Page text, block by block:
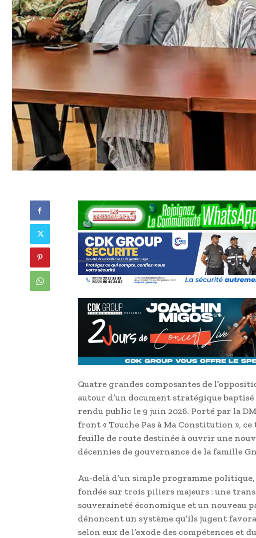
Quatre grandes composantes de
autour d’un document stratégique
rendu public le 9 juin 2026. Porté par la
front « Touche Pas à Ma Constitution »,
feuille de route destinée à ouvrir une
décennies de gouvernance de la famille
Au-delà d’un simple programme
fondée sur trois piliers majeurs : une
souveraineté économique et un nouveau
dénoncent un système qu’ils jugent
selon eux de l’exode des compétences et